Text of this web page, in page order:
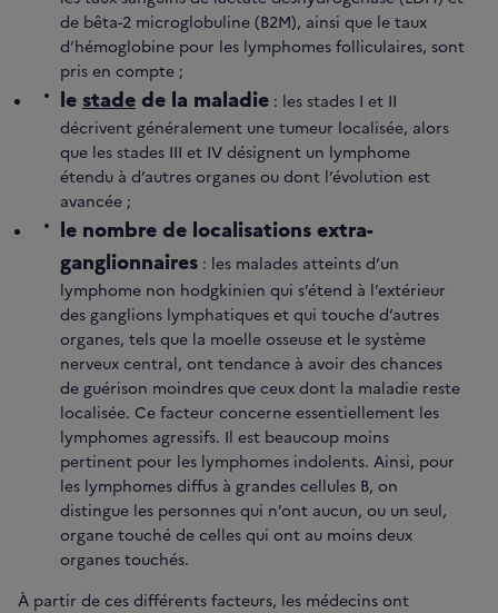
de bêta-2 microglobuline (B2M), ainsi que le taux
d’hémoglobine pour les lymphomes folliculaires, sont
pris en compte ;
le stade de la maladie : les stades I et II
décrivent généralement une tumeur localisée, alors
que les stades III et IV désignent un lymphome
étendu à d’autres organes ou dont l’évolution est
avancée ;
le nombre de localisations extra-
ganglionnaires : les malades atteints d’un
lymphome non hodgkinien qui s’étend à l’extérieur
des ganglions lymphatiques et qui touche d’autres
organes, tels que la moelle osseuse et le système
nerveux central, ont tendance à avoir des chances
de guérison moindres que ceux dont la maladie reste
localisée. Ce facteur concerne essentiellement les
lymphomes agressifs. Il est beaucoup moins
pertinent pour les lymphomes indolents. Ainsi, pour
les lymphomes diffus à grandes cellules B, on
distingue les personnes qui n’ont aucun, ou un seul,
organe touché de celles qui ont au moins deux
organes touchés.
À partir de ces différents facteurs, les médecins ont